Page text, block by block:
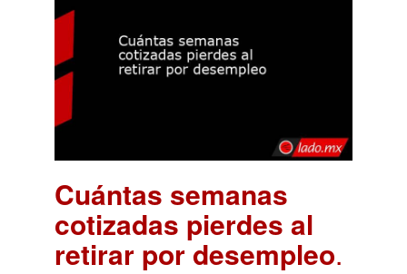
Cuántas semanas
cotizadas pierdes al
retirar por desempleo.